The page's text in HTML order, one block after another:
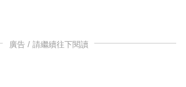
廣告 / 請繼續往下閱讀